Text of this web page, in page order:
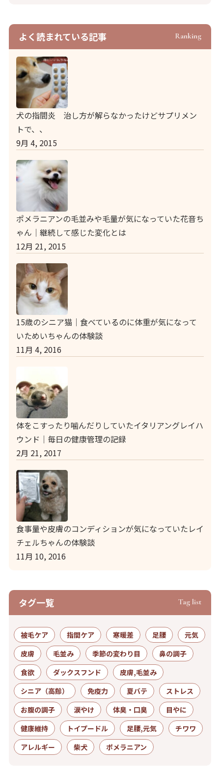
よく読まれている記事 Ranking
犬の指間炎 治し方が解らなかったけどサプリメン
トで、、
9月 4, 2015
ポメラニアンの毛並みや毛量が気になっていた花音ち
ゃん｜継続して感じた変化とは
12月 21, 2015
15歳のシニア猫｜食べているのに体重が気になって
いためいちゃんの体験談
11月 4, 2016
体をこすったり噛んだりしていたイタリアングレイハ
ウンド｜毎日の健康管理の記録
2月 21, 2017
食事量や皮膚のコンディションが気になっていたレイ
チェルちゃんの体験談
11月 10, 2016
タグ⼀覧 Tag list
被毛ケア 指間ケア 寒暖差 足腰
元気
皮膚
毛並み 季節の変わり目
鼻の調子
食欲
ダックスフンド
皮膚,毛並み
シニア（高齢）
免疫力 夏バテ
ストレス
お腹の調子
涙やけ 体臭・口臭
目やに
健康維持
トイプードル 足腰,元気
チワワ
アレルギー
柴犬 ポメラニアン